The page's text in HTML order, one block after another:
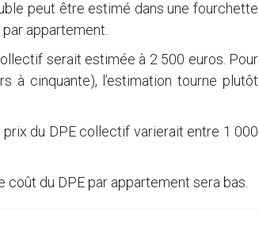
peut être estimé dans une fourchette
appartement.
serait estimée à 2 500 euros. Pour
à cinquante), l’estimation tourne plutôt
du DPE collectif varierait entre 1 000
du DPE par appartement sera bas.